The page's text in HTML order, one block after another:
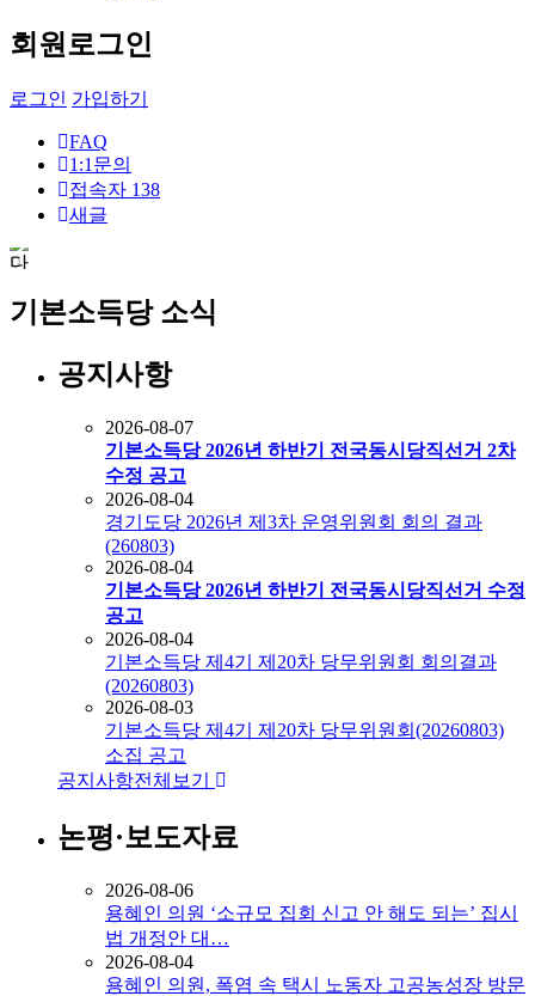
회원로그인
로그인 가입하기
FAQ
1:1문의
접속자 138
새글
기본소득당 소식
공지사항
2026-08-07
기본소득당 2026년 하반기 전국동시당직선거 2차
수정 공고
2026-08-04
경기도당 2026년 제3차 운영위원회 회의 결과
(260803)
2026-08-04
기본소득당 2026년 하반기 전국동시당직선거 수정
공고
2026-08-04
기본소득당 제4기 제20차 당무위원회 회의결과
(20260803)
2026-08-03
기본소득당 제4기 제20차 당무위원회(20260803)
소집 공고
공지사항전체보기
논평·보도자료
2026-08-06
용혜인 의원 ‘소규모 집회 신고 안 해도 되는’ 집시
법 개정안 대…
2026-08-04
용혜인 의원, 폭염 속 택시 노동자 고공농성장 방문